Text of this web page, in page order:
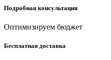
Подробная консультация
Оптимизируем бюджет
Бесплатная доставка